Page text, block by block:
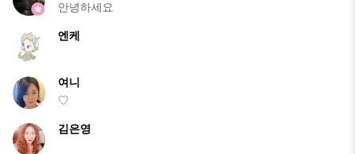
안녕하세요
엔케
여니
♡
김은영